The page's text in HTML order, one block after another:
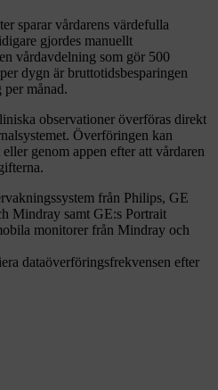
sparar vårdarens värdefulla
gjordes manuellt
vårdavdelning som gör 500
dygn är bruttotidsbesparingen
månad.
observationer överföras direkt
Överföringen kan
genom appen efter att vårdaren
från Philips, GE
Mindray samt GE:s Portrait
monitorer från Mindray och
dataöverföringsfrekvensen efter